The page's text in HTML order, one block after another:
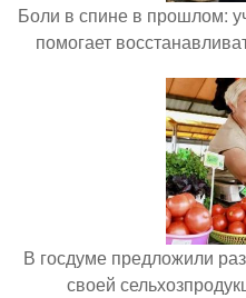
Боли в спине в прошлом:
помогает
В госдуме предложили
своей